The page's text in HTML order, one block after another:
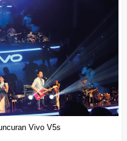
Vivo V5s